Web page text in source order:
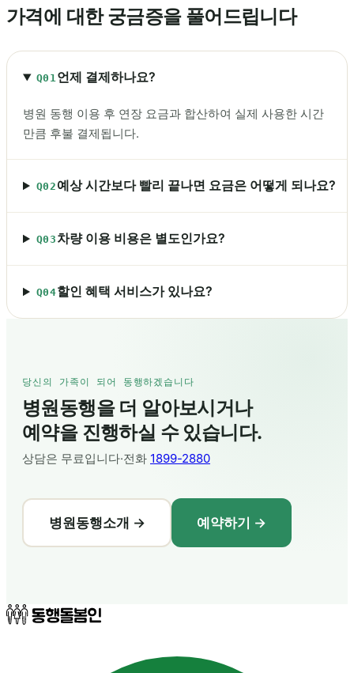
가격에 대한 궁금증을 풀어드립니다
Q01 언제 결제하나요?
병원 동행 이용 후 연장 요금과 합산하여 실제 사용한 시간
만큼 후불 결제됩니다.
Q02 예상 시간보다 빨리 끝나면 요금은 어떻게 되나요?
Q03 차량 이용 비용은 별도인가요?
Q04할인 혜택 서비스가 있나요?
당신의 가족이 되어 동행하겠습니다
병원동행을 더 알아보시거나
예약을 진행하실 수 있습니다.
상담은 무료입니다·전화 1899-2880
병원동행소개 → 예약하기 →